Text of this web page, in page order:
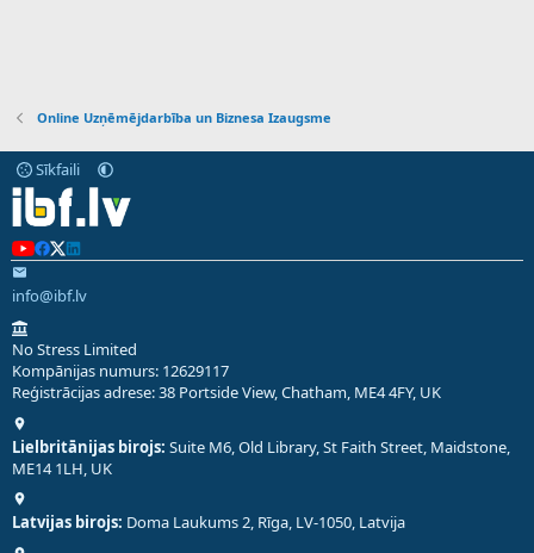
Online Uzņēmējdarbība un Biznesa Izaugsme
Sīkfaili
info@ibf.lv
No Stress Limited
Kompānijas numurs: 12629117
Reģistrācijas adrese: 38 Portside View, Chatham, ME4 4FY, UK
Lielbritānijas birojs: Suite M6, Old Library, St Faith Street, Maidstone,
ME14 1LH, UK
Latvijas birojs: Doma Laukums 2, Rīga, LV-1050, Latvija